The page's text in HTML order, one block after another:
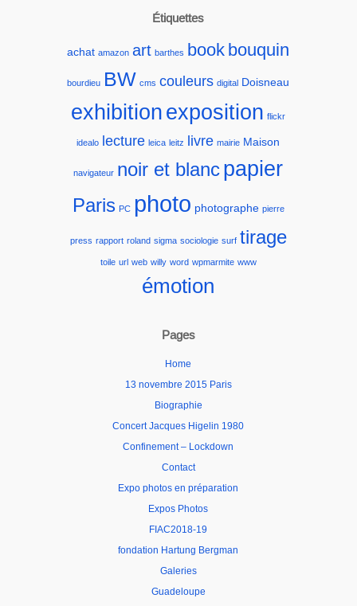
Étiquettes
achat amazon art barthes book bouquin
bourdieu BW cms couleurs digital Doisneau
exhibition exposition flickr
idealo lecture leica leitz livre mairie Maison
navigateur noir et blancpapier
Paris PC photo photographe pierre
press rapport roland sigma sociologie surf tirage
toile url web willy word wpmarmite www
émotion
Pages
Home
13 novembre 2015 Paris
Biographie
Concert Jacques Higelin 1980
Confinement – Lockdown
Contact
Expo photos en préparation
Expos Photos
FIAC2018-19
fondation Hartung Bergman
Galeries
Guadeloupe